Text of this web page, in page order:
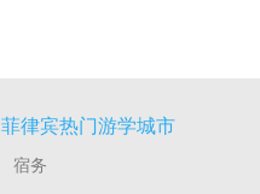
菲律宾热门游学城市
宿务